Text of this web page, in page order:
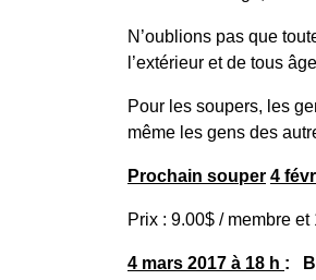
N’oublions pas que
l’extérieur et de tous
Pour les soupers, les
même les gens des
Prochain souper 4
Prix : 9.00$ / membre et
4 mars 2017 à 18 h :